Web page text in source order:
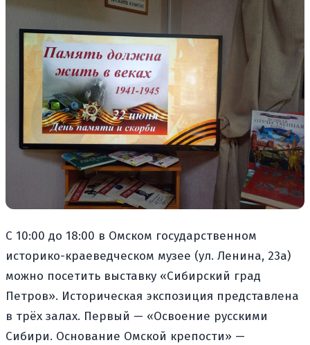
С 10:00 до 18:00 в Омском государственном
историко-краеведческом музее (ул. Ленина, 23а)
можно посетить выставку «Сибирский град
Петров». Историческая экспозиция представлена
в трёх залах. Первый — «Освоение русскими
Сибири. Основание Омской крепости» —